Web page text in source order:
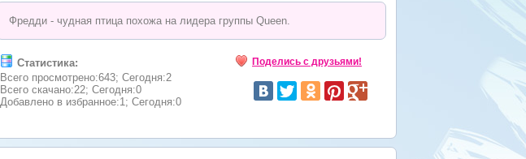
Фредди - чудная птица похожа на лидера группы Queen.
Статистика:
Всего просмотрено:643; Сегодня:2
Всего скачано:22; Сегодня:0
Добавлено в избранное:1; Сегодня:0
Поделись с друзьями!